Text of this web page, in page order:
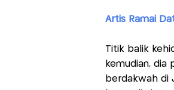
Artis Ramai
Titik balik
kemudian, dia
berdakwah di